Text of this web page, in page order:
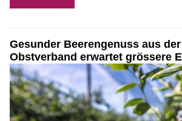
Gesunder Beerengenuss aus
Obstverband erwartet grössere